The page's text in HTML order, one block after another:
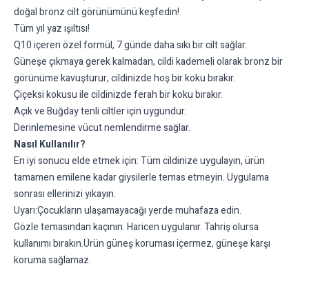
doğal bronz cilt görünümünü keşfedin!
Tüm yıl yaz ışıltısı!
Q10 içeren özel formül, 7 günde daha sıkı bir cilt sağlar.
Güneşe çıkmaya gerek kalmadan, cildi kademeli olarak bronz bir
görünüme kavuşturur, cildinizde hoş bir koku bırakır.
Çiçeksi kokusu ile cildinizde ferah bir koku bırakır.
Açık ve Buğday tenli ciltler için uygundur.
Derinlemesine vücut nemlendirme sağlar.
Nasıl Kullanılır?
En iyi sonucu elde etmek için: Tüm cildinize uygulayın, ürün
tamamen emilene kadar giysilerle temas etmeyin. Uygulama
sonrası ellerinizi yıkayın.
Uyarı:Çocukların ulaşamayacağı yerde muhafaza edin.
Gözle temasından kaçının. Haricen uygulanır. Tahriş olursa
kullanımı bırakın.Ürün güneş koruması içermez, güneşe karşı
koruma sağlamaz.